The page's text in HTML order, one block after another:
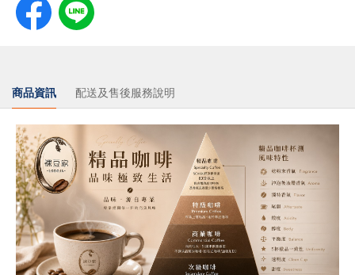
商品資訊 配送及售後服務說明